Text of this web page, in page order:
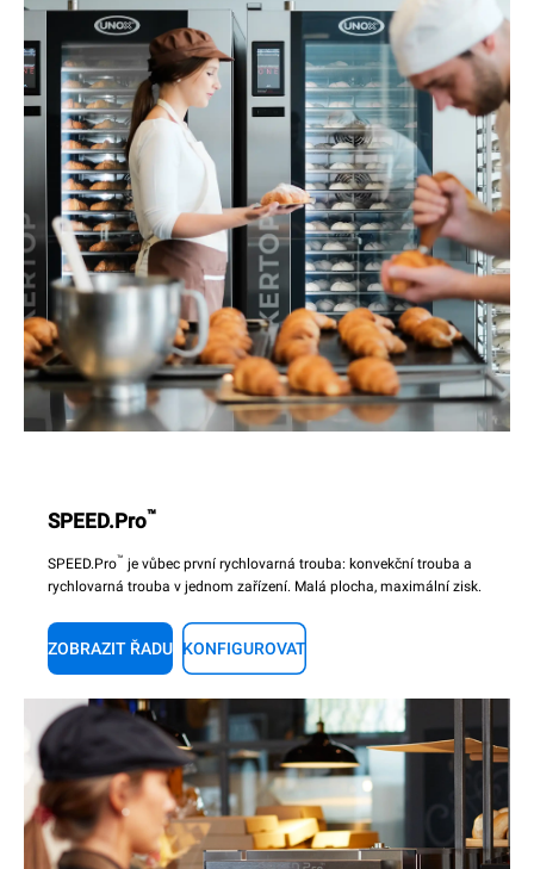
SPEED.Pro™
SPEED.Pro™ je vůbec první rychlovarná trouba: konvekční trouba a
rychlovarná trouba v jednom zařízení. Malá plocha, maximální zisk.
ZOBRAZIT ŘADU KONFIGUROVAT